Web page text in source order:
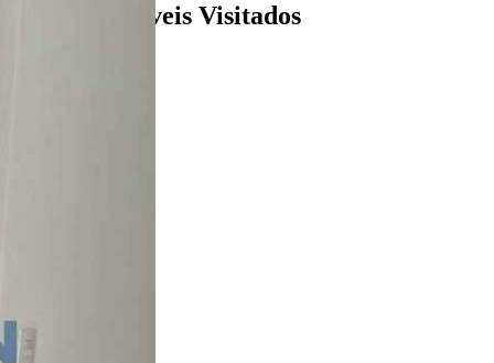
Últimos Imóveis Visitados